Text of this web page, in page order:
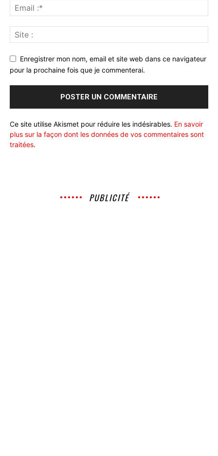
Enregistrer mon nom, email et site web dans ce navigateur
pour la prochaine fois que je commenterai.
Ce site utilise Akismet pour réduire les indésirables. En savoir
plus sur la façon dont les données de vos commentaires sont
traitées.
PUBLICITÉ